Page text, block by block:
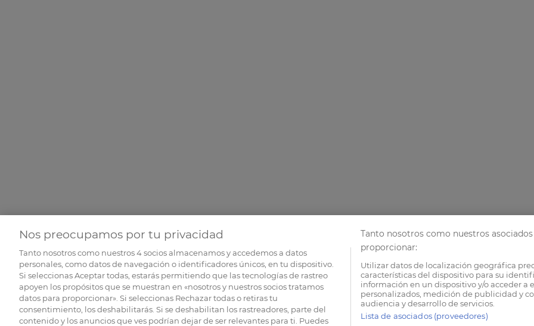
Nos preocupamos por tu privacidad
Tanto nosotros como nuestros4socios almacenamos y accedemos a datos
personales, como datos de navegación o identificadores únicos, en tu dispositivo.
Si seleccionas Aceptar todas, estarás permitiendo que las tecnologías de rastreo
apoyen los propósitos que se muestran en «nosotros y nuestros socios tratamos
datos para proporcionar». Si seleccionas Rechazar todas o retiras tu
consentimiento, los deshabilitarás. Si se deshabilitan los rastreadores, parte del
contenido y los anuncios que ves podrían dejar de ser relevantes para ti. Puedes
Tanto nosotros como nuestros
proporcionar:
Utilizar datos de localización geográfica
características del dispositivo para su
información en un dispositivo y/o acceder a
personalizados, medición de publicidad y
audiencia y desarrollo de servicios.
Lista de asociados (proveedores)